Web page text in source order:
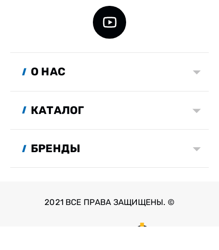
О НАС
КАТАЛОГ
БРЕНДЫ
2021 ВСЕ ПРАВА ЗАЩИЩЕНЫ. ©